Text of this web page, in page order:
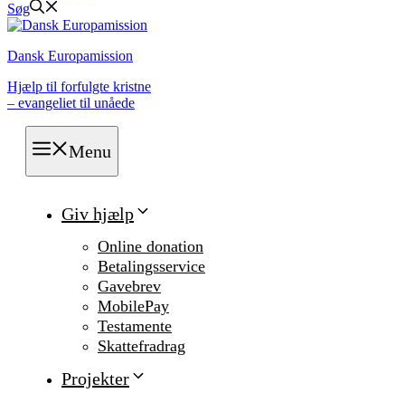
Søg
Dansk Europamission
Hjælp til forfulgte kristne
– evangeliet til unåede
Menu
Giv hjælp
Online donation
Betalingsservice
Gavebrev
MobilePay
Testamente
Skattefradrag
Projekter